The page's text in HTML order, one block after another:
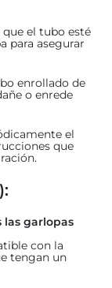
que el tubo esté
para asegurar
enrollado de
o enrede
el
que
las garlopas
con la
tengan un